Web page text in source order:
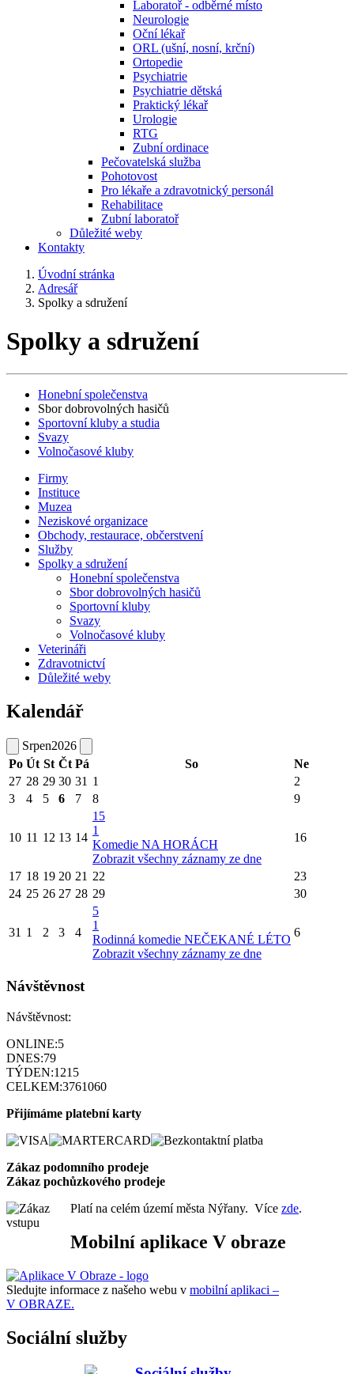
Laboratoř - odběrné místo
Neurologie
Oční lékař
ORL (ušní, nosní, krční)
Ortopedie
Psychiatrie
Psychiatrie dětská
Praktický lékař
Urologie
RTG
Zubní ordinace
Pečovatelská služba
Pohotovost
Pro lékaře a zdravotnický personál
Rehabilitace
Zubní laboratoř
Důležité weby
Kontakty
Úvodní stránka
Adresář
Spolky a sdružení
Spolky a sdružení
Honební společenstva
Sbor dobrovolných hasičů
Sportovní kluby a studia
Svazy
Volnočasové kluby
Firmy
Instituce
Muzea
Neziskové organizace
Obchody, restaurace, občerstvení
Služby
Spolky a sdružení
Honební společenstva
Sbor dobrovolných hasičů
Sportovní kluby
Svazy
Volnočasové kluby
Veterináři
Zdravotnictví
Důležité weby
Kalendář
Srpen2026
Po Út St Čt Pá So
Ne
27 28 29 30 31 1
2
3
4 5 6 7 8 9
10 11 12 13 14
15
1
Komedie NA HORÁCH
Zobrazit všechny záznamy ze dne
16
17 18 19 20 21 22
23
24 25 26 27 28 29 30
31 1 2 3 4
5
1
Rodinná komedie NEČEKANÉ LÉTO
Zobrazit všechny záznamy ze dne
6
Návštěvnost
Návštěvnost:
ONLINE:5
DNES:79
TÝDEN:1215
CELKEM:3761060
Přijímáme platební karty
Zákaz podomního prodeje
Zákaz pochůzkového prodeje
Platí na celém území města Nýřany. Více zde.
Mobilní aplikace V obraze
Sledujte informace z našeho webu v mobilní aplikaci –
V OBRAZE.
Sociální služby